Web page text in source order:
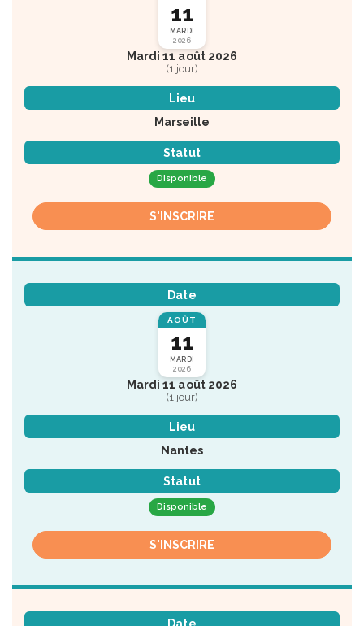
11
MARDI
2026
Mardi 11 août 2026
(1 jour)
Lieu
Marseille
Statut
Disponible
S'INSCRIRE
Date
AOÛT
11
MARDI
2026
Mardi 11 août 2026
(1 jour)
Lieu
Nantes
Statut
Disponible
S'INSCRIRE